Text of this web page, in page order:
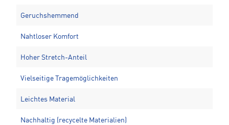
Geruchshemmend
Nahtloser Komfort
Hoher Stretch-Anteil
Vielseitige Tragemöglichkeiten
Leichtes Material
Nachhaltig (recycelte Materialien)